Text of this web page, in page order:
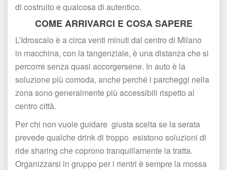
di costruito e qualcosa di autentico.
COME ARRIVARCI E COSA SAPERE
L’Idroscalo è a circa venti minuti dal centro di Milano
in macchina, con la tangenziale, è una distanza che si
percorre senza quasi accorgersene. In auto è la
oluzione più comoda, anche perché i parcheggi nella
zona sono generalmente più accessibili rispetto al
centro città.
Per chi non vuole guidare giusta scelta se la serata
prevede qualche drink di troppo esistono soluzioni di
ride sharing che coprono tranquillamente la tratta.
Organizzarsi in gruppo per i rientri è sempre la mossa